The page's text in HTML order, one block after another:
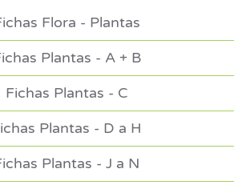
Flora - Plantas
Plantas - A + B
Fichas Plantas - C
Plantas - D a H
Plantas - J a N